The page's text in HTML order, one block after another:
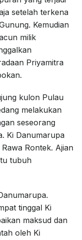
setelah terkena
Kemudian
milik
Priyamitra
kulon Pulau
melakukan
seseorang
Ki Danumarupa
Rontek. Ajian
tubuh
tinggal Ki
maksud dan
oleh Ki